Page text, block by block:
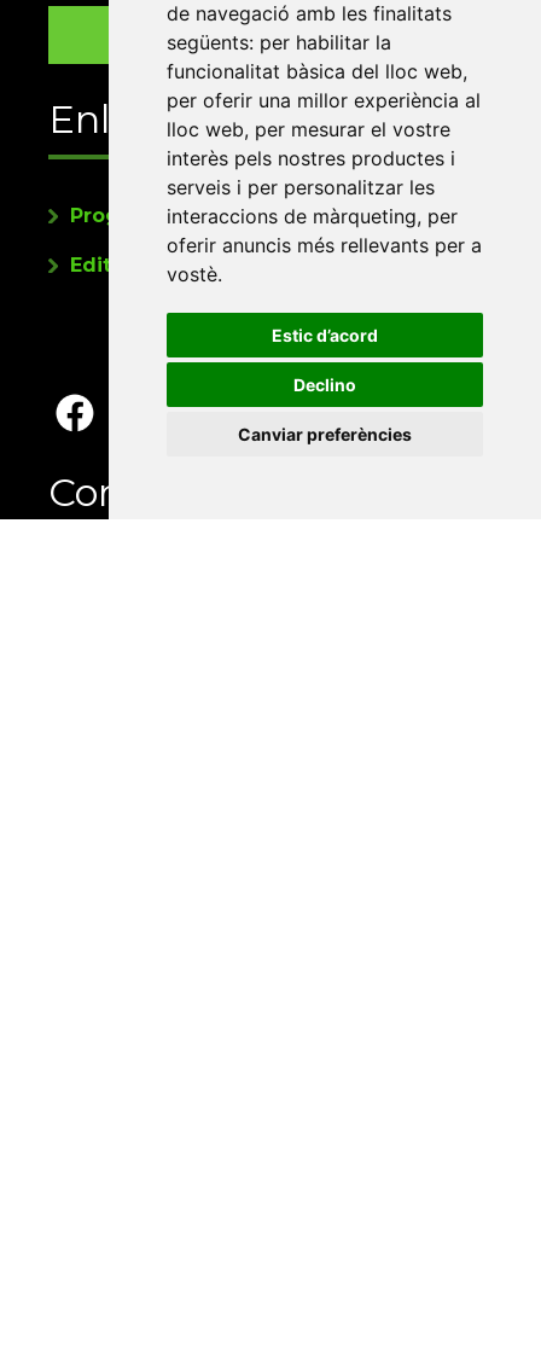
de navegació amb les finalitats
següents: per habilitar la
funcionalitat bàsica del lloc web,
per oferir una millor experiència al
lloc web, per mesurar el vostre
interès pels nostres productes i
serveis i per personalitzar les
interaccions de màrqueting, per
oferir anuncis més rellevants per a
vostè.
Estic d’acord
Declino
Canviar preferències
Enllaços
Programa de publicacions
Editorials universitàries a Twitter
Contacte